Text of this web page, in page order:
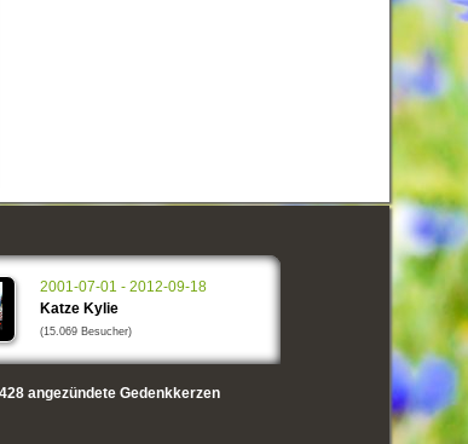
2001-07-01 - 2012-09-18
Katze Kylie
(15.069 Besucher)
angezündete Gedenkkerzen